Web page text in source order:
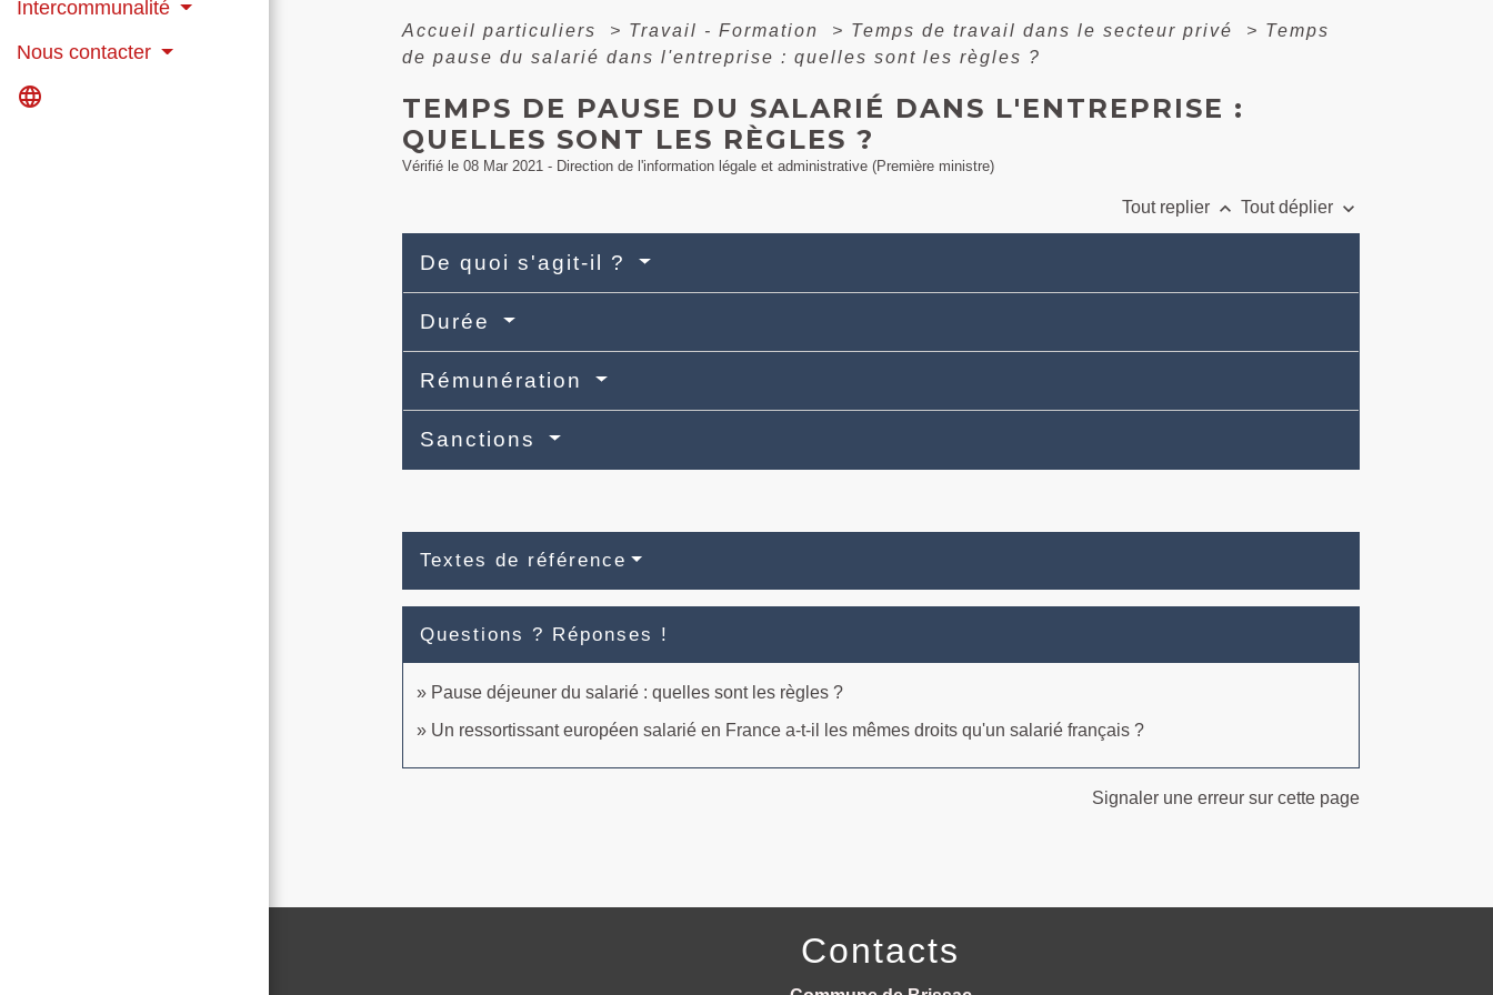
Intercommunalité
Nous contacter
language
Accueil particuliers > Travail - Formation > Temps de travail dans le secteur privé > Temps
de pause du salarié dans l'entreprise : quelles sont les règles ?
TEMPS DE PAUSE DU SALARIÉ DANS L'ENTREPRISE :
QUELLES SONT LES RÈGLES ?
Vérifié le 08 Mar 2021 - Direction de l'information légale et administrative (Première ministre)
Tout replier keyboard_arrow_up Tout déplier keyboard_arrow_down
De quoi s'agit-il ?
Durée
Rémunération
Sanctions
Textes de référence
Questions ? Réponses !
Pause déjeuner du salarié : quelles sont les règles ?
Un ressortissant européen salarié en France a-t-il les mêmes droits qu'un salarié français ?
Signaler une erreur sur cette page
Contacts